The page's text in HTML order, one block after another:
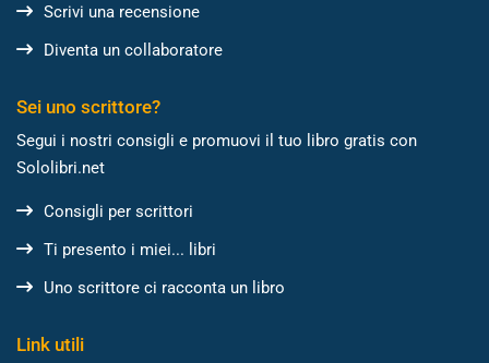
Scrivi una recensione
Diventa un collaboratore
Sei uno scrittore?
Segui i nostri consigli e promuovi il tuo libro gratis con
Sololibri.net
Consigli per scrittori
Ti presento i miei... libri
Uno scrittore ci racconta un libro
Link utili